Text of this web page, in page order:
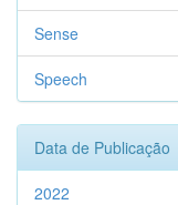
Sense
Speech
Data de Publicação
2022